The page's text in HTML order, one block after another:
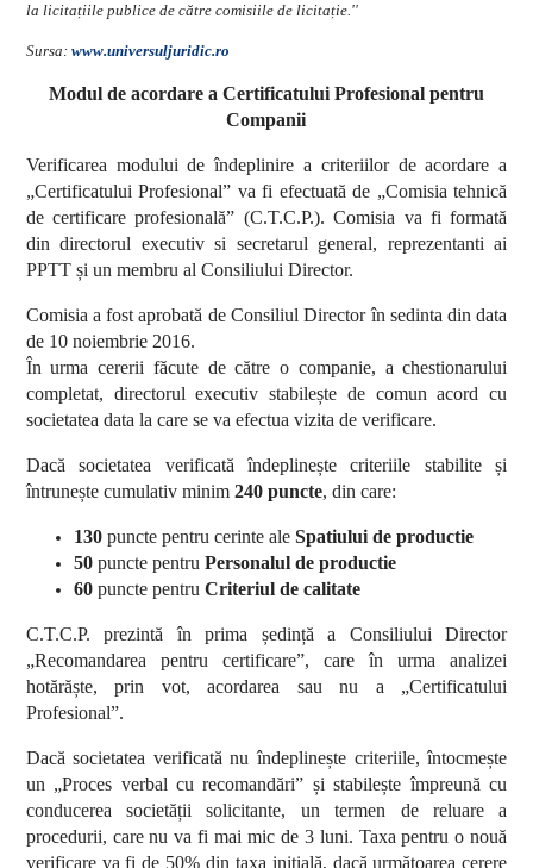
la licitațiile publice de către comisiile de licitație.''
Sursa: www.universuljuridic.ro
Modul de acordare a Certificatului Profesional pentru
Companii
Verificarea modului de îndeplinire a criteriilor de acordare a
„Certificatului Profesional” va fi efectuată de „Comisia tehnică
de certificare profesională” (C.T.C.P.). Comisia va fi formată
din directorul executiv si secretarul general, reprezentanti ai
PPTT și un membru al Consiliului Director.
Comisia a fost aprobată de Consiliul Director în sedinta din data
de 10 noiembrie 2016.
În urma cererii făcute de către o companie, a chestionarului
completat, directorul executiv stabilește de comun acord cu
societatea data la care se va efectua vizita de verificare.
Dacă societatea verificată îndeplinește criteriile stabilite și
întrunește cumulativ minim 240 puncte, din care:
130puncte pentru cerinte ale Spatiului de productie
50puncte pentru Personalul de productie
60puncte pentru Criteriul de calitate
C.T.C.P. prezintă în prima ședință a Consiliului Director
„Recomandarea pentru certificare”, care în urma analizei
hotărăște, prin vot, acordarea sau nu a „Certificatului
Profesional”.
Dacă societatea verificată nu îndeplinește criteriile, întocmește
un „Proces verbal cu recomandări” și stabilește împreună cu
conducerea societății solicitante, un termen de reluare a
procedurii, care nu va fi mai mic de 3 luni. Taxa pentru o nouă
verificare va fi de 50% din taxa inițială, dacă următoarea cerere